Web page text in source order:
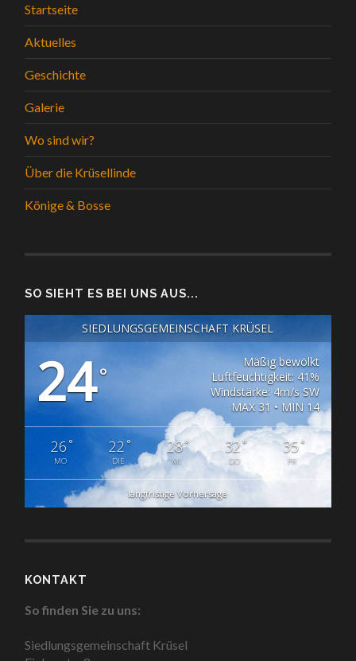
Startseite
Aktuelles
Geschichte
Galerie
Wo sind wir?
Über die Krüsellinde
Könige & Bosse
SO SIEHT ES BEI UNS AUS...
SIEDLUNGSGEMEINSCHAFT KRÜSEL
24°
Mäßig bewölkt
Luftfeuchtigkeit: 41%
Windstärke: 4m/s SW
MAX 31 • MIN 14
26°
MO
22 °
DIE
28°
MI
32°
DO
35°
FR
langfristige Vorhersage
KONTAKT
So finden Sie zu uns:
Siedlungsgemeinschaft Krüsel